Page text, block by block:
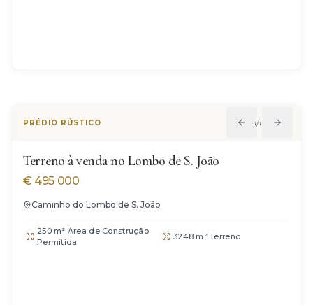
PRÉDIO RÚSTICO 1/12
Terreno à venda no Lombo de S. João
€ 495 000
Caminho do Lombo de S. João
250 m² Área de Construção
Permitida
3248 m² Terreno